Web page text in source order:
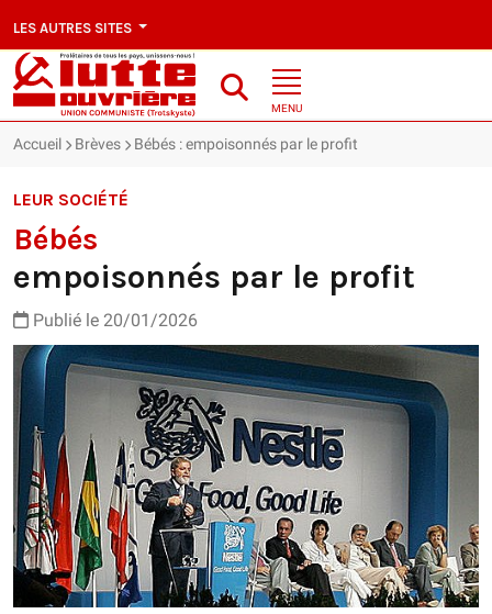
LES AUTRES SITES
MENU
Accueil Brèves Bébés : empoisonnés par le profit
LEUR SOCIÉTÉ
Bébés
empoisonnés par le profit
Publié le 20/01/2026